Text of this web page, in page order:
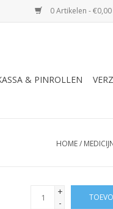
0 Artikelen - €0,00
& PINROLLEN
HOME/
+
-